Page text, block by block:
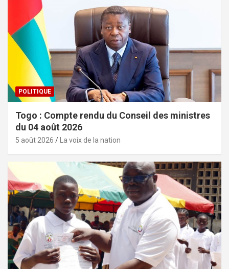
POLITIQUE
Togo : Compte rendu du Conseil des ministres
du 04 août 2026
5 août 2026 La voix de la nation